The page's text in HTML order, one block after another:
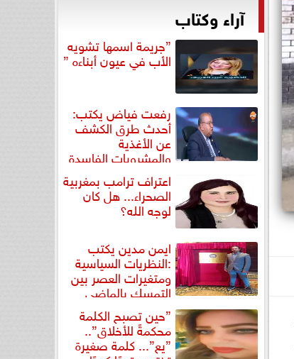
آراء وكتاب
”جريمة اسمها تشويه
الأب في عيون أبناءه ”
رفعت فياض يكتب:
أحدث طرق الكشف
عن الأغذية
والمشروبات الفاسدة
اعتراف ترامب بمغربية
الصحراء... هل كان
لوجه الله؟
ايمن مدين يكتب
:النظريات السياسية
ومتغيرات العصر بين
التمسك بالماضي
ومواجهة تحديات...”حين تصبح الكلمة
محكمةً للأخلاق”..
”يع”... كلمة صغيرة